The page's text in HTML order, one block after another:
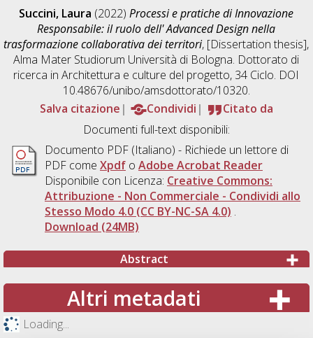
Succini, Laura (2022)Processi e pratiche di Innovazione
Responsabile: il ruolo dell' Advanced Design nella
trasformazione collaborativa dei territori, [Dissertation thesis],
Alma Mater Studiorum Università di Bologna. Dottorato di
ricerca inArchitettura e culture del progetto, 34 Ciclo. DOI
10.48676/unibo/amsdottorato/10320.
Salva citazione
Condividi
Citato da
Documenti full-text disponibili:
Documento PDF(Italiano) - Richiede un lettore di
PDF come Xpdfo Adobe Acrobat Reader
Disponibile con Licenza: Creative Commons:
Attribuzione - Non Commerciale - Condividi allo
Stesso Modo 4.0 (CC BY-NC-SA 4.0) .
Download (24MB)
Abstract
Altri metadati
Loading...